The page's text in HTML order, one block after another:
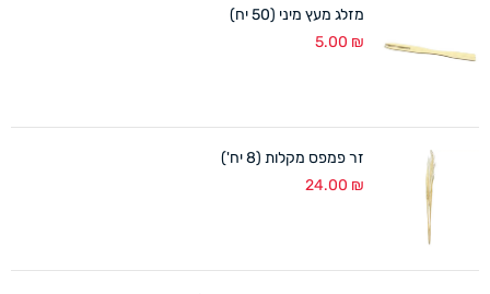
מזלג מעץ מיני (50 יח)
5.00 ₪
זר פמפס מקלות (8 יח')
24.00 ₪